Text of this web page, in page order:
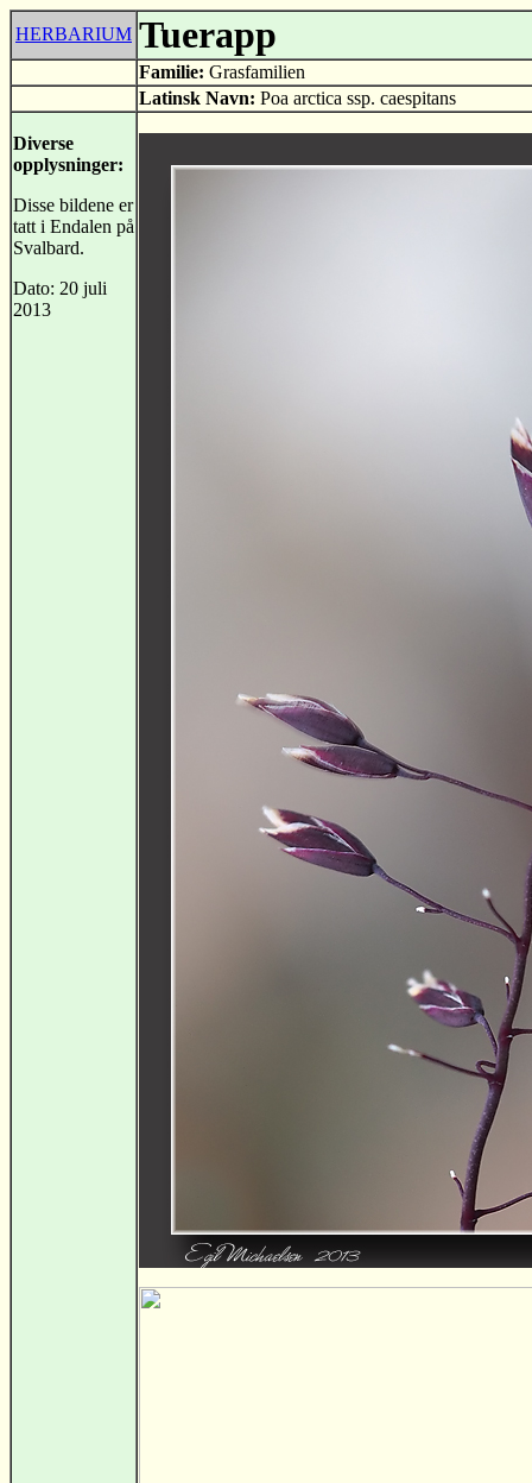
HERBARIUM Tuerapp
Familie: Grasfamilien
Latinsk Navn: Poa arctica ssp. caespitans
Diverse
opplysninger:
Disse bildene er
tatt i Endalen på
Svalbard.
Dato: 20 juli
2013